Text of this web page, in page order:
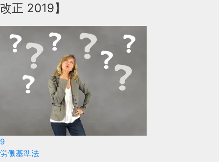
改正 2019】
9
労働基準法